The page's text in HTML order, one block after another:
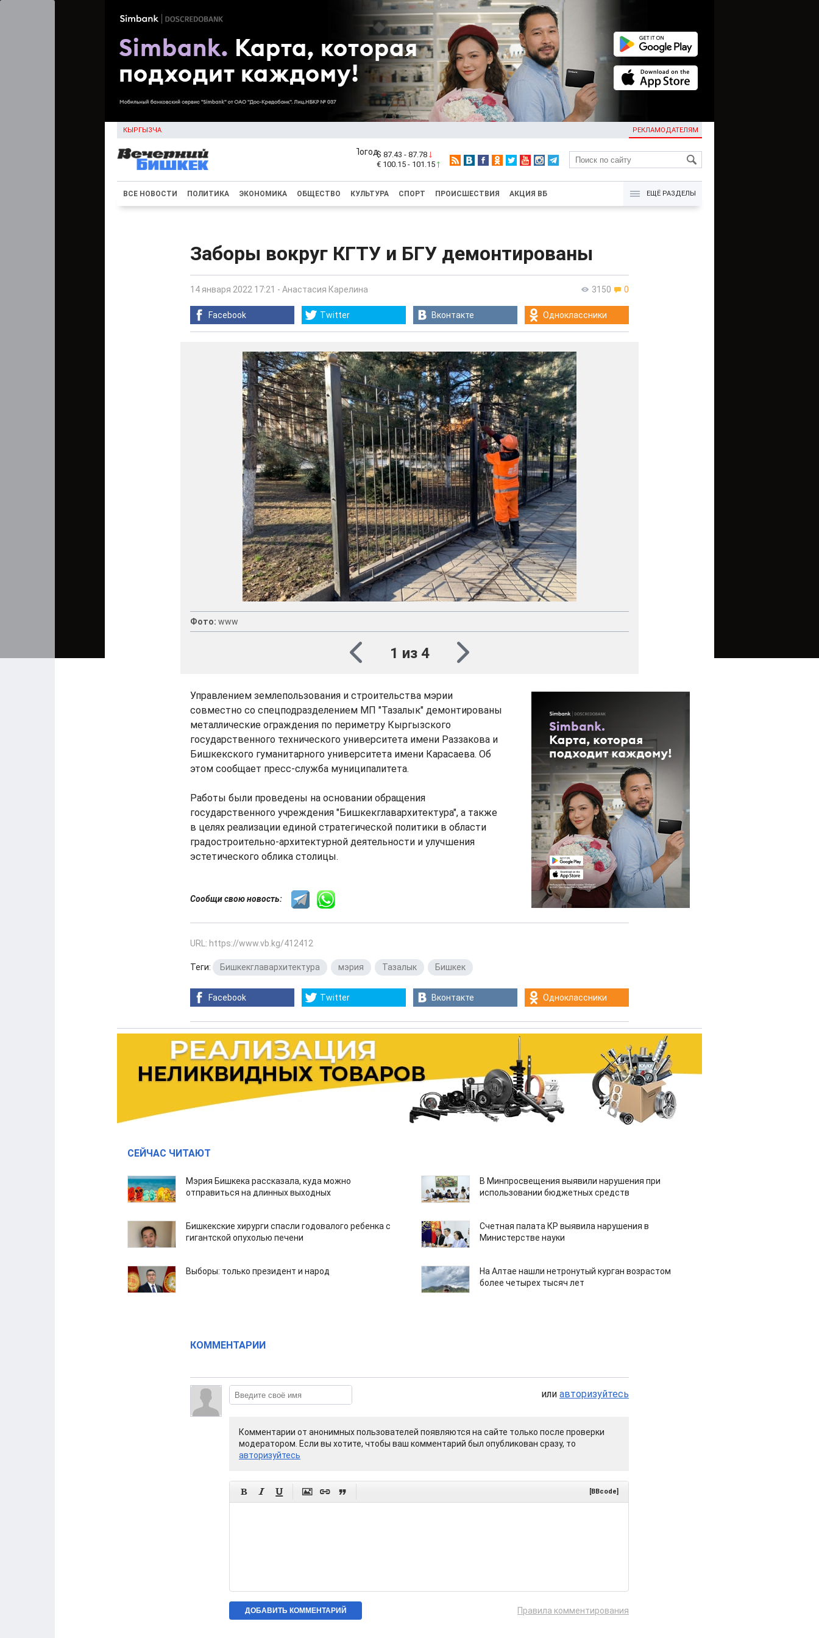
КЫРГЫЗЧА РЕКЛАМОДАТЕЛЯМ
KG
$ 87.43 - 87.78
€ 100.15 - 101.15
ВСЕ НОВОСТИ ПОЛИТИКА ЭКОНОМИКА ОБЩЕСТВО КУЛЬТУРА СПОРТ ПРОИСШЕСТВИЯ АКЦИЯ ВБ ЕЩЁ РАЗДЕЛЫ
Заборы вокруг КГТУ и БГУ демонтированы
3150 0
14 января 2022 17:21 - Анастасия Карелина
Facebook Twitter Вконтакте Одноклассники
Фото: www
1 из 4
Управлением землепользования и строительства мэрии
совместно со спецподразделением МП "Тазалык" демонтированы
металлические ограждения по периметру Кыргызского
государственного технического университета имени Раззакова и
Бишкекского гуманитарного университета имени Карасаева. Об
этом сообщает пресс-служба муниципалитета.
Работы были проведены на основании обращения
государственного учреждения "Бишкекглавархитектура", а также
в целях реализации единой стратегической политики в области
градостроительно-архитектурной деятельности и улучшения
эстетического облика столицы.
Сообщи свою новость:
URL: https://www.vb.kg/412412
Теги: Бишкекглавархитектура мэрия Тазалык Бишкек
Facebook Twitter Вконтакте Одноклассники
СЕЙЧАС ЧИТАЮТ
Мэрия Бишкека рассказала, куда можно
отправиться на длинных выходных
В Минпросвещения выявили нарушения при
использовании бюджетных средств
Бишкекские хирурги спасли годовалого ребенка с
гигантской опухолью печени
Счетная палата КР выявила нарушения в
Министерстве науки
Выборы: только президент и народ
На Алтае нашли нетронутый курган возрастом
более четырех тысяч лет
КОММЕНТАРИИ
или авторизуйтесь
Комментарии от анонимных пользователей появляются на сайте только после проверки
модератором. Если вы хотите, чтобы ваш комментарий был опубликован сразу, то
авторизуйтесь
      [BBcode]
Правила комментирования